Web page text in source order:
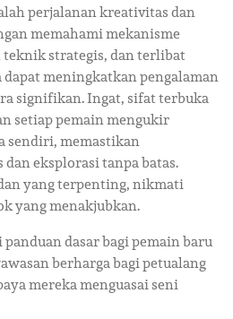
perjalanan kreativitas dan
memahami mekanisme
strategis, dan terlibat
meningkatkan pengalaman
signifikan. Ingat, sifat terbuka
setiap pemain mengukir
sendiri, memastikan
eksplorasi tanpa batas.
yang terpenting, nikmati
yang menakjubkan.
dasar bagi pemain baru
berharga bagi petualang
mereka menguasai seni